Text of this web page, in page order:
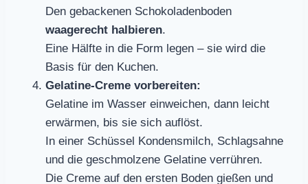
Den gebackenen Schokoladenboden
waagerecht halbieren.
Eine Hälfte in die Form legen – sie wird die
Basis für den Kuchen.
Gelatine-Creme vorbereiten:
Gelatine im Wasser einweichen, dann leicht
erwärmen, bis sie sich auflöst.
In einer Schüssel Kondensmilch, Schlagsahne
und die geschmolzene Gelatine verrühren.
Die Creme auf den ersten Boden gießen und